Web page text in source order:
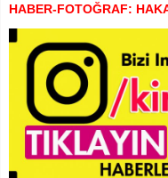
HABER-FOTOĞRAF: